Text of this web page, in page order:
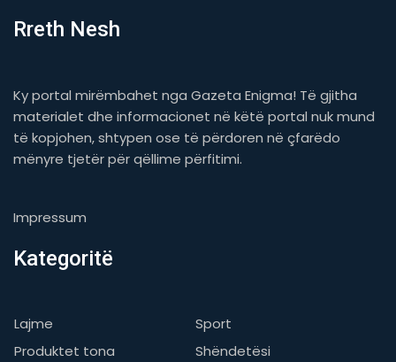
Rreth Nesh
Ky portal mirëmbahet nga Gazeta Enigma! Të gjitha
materialet dhe informacionet në këtë portal nuk mund
të kopjohen, shtypen ose të përdoren në çfarëdo
mënyre tjetër për qëllime përfitimi.
Impressum
Kategoritë
Lajme
Sport
Produktet tona
Shëndetësi